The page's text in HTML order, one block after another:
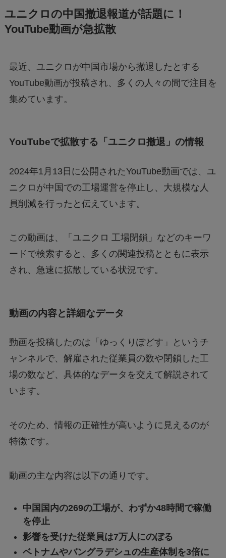
FIFAワールドカップ2026はどこで見れる？配
信は無料で見れる？
の？注意事項についても
ドラえもんの重複掲載問題って何？コロコロコ
モンストナルトコラボは引いたほうがいい？性
Geminiでエラー1076になる！理由はなぜ？対
あつもりまとめ
リボーン最終回の意味はどういうこと？ラスト
ジェームズ・ウェストンが京都で死亡？死因は
ユニクロの中国撤退報道が話題に！
YouTube動画が急拡散
最近、ユニクロが中国市場から撤退したとする
YouTube動画が投稿され、多くの人々の間で注目を
集めています。
YouTubeで拡散する「ユニクロ撤退」の情報
2024年1月13日に公開されたYouTube動画では、ユ
ニクロが中国での工場運営を停止し、大規模な人
員削減を行ったと伝えています。
この動画は、「ユニクロ 工場閉鎖」などのキーワ
ードで検索すると、多くの関連投稿とともに表示
され、急速に拡散している状況です。
動画の内容と詳細なデータ
動画を投稿したのは「ゆっくりぽどす」というチ
ャンネルで、解雇された従業員の数や閉鎖した工
場の数など、具体的なデータを交えて解説されて
います。
そのため、情報の正確性が高いように見えるのが
特徴です。
動画の主な内容は以下の通りです。
中国国内の269の工場が、わずか48時間で稼働
を停止
影響を受けた従業員は7万人にのぼる
ベトナムやバングラデシュの生産体制を3倍に